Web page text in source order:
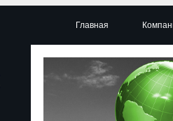
Главная